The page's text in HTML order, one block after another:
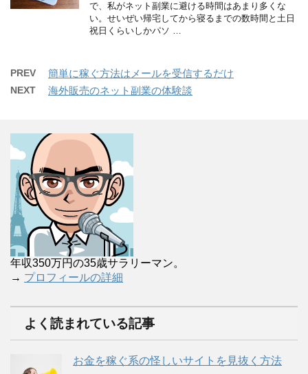
で、私がネット副業に避ける時間はあまり多くな
い。せいぜい帰宅してから寝るまでの数時間と土日
祝日くらいしかパソ …
PREV 簡単に稼ぐ方法はメールを受信するだけ
NEXT 海外販売のネット副業の体験談
年収350万円の35歳サラリーマン。
→ プロフィールの詳細
よく読まれている記事
お金を稼ぐ系の怪しいサイトを見抜く方法